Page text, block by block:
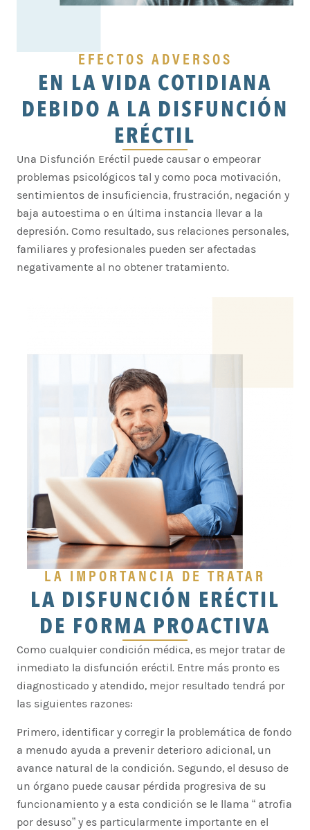
EFECTOS ADVERSOS
EN LA VIDA COTIDIANA
DEBIDO A LA DISFUNCIÓN
ERÉCTIL
Una Disfunción Eréctil puede causar o empeorar
problemas psicológicos tal y como poca motivación,
sentimientos de insuficiencia, frustración, negación y
baja autoestima o en última instancia llevar a la
depresión. Como resultado, sus relaciones personales,
familiares y profesionales pueden ser afectadas
negativamente al no obtener tratamiento.
LA IMPORTANCIA DE TRATAR
LA DISFUNCIÓN ERÉCTIL
DE FORMA PROACTIVA
Como cualquier condición médica, es mejor tratar de
inmediato la disfunción eréctil. Entre más pronto es
diagnosticado y atendido, mejor resultado tendrá por
las siguientes razones:
Primero, identificar y corregir la problemática de fondo
a menudo ayuda a prevenir deterioro adicional, un
avance natural de la condición. Segundo, el desuso de
un órgano puede causar pérdida progresiva de su
funcionamiento y a esta condición se le llama “ atrofia
por desuso” y es particularmente importante en el